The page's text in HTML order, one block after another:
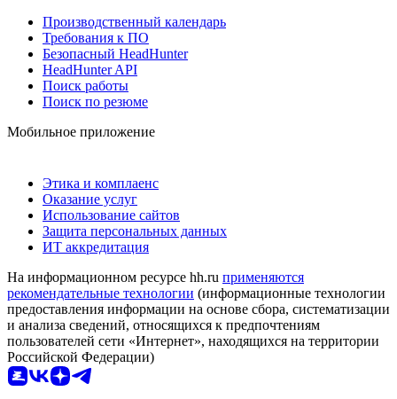
Производственный календарь
Требования к ПО
Безопасный HeadHunter
HeadHunter API
Поиск работы
Поиск по резюме
Мобильное приложение
Этика и комплаенс
Оказание услуг
Использование сайтов
Защита персональных данных
ИТ аккредитация
На информационном ресурсе hh.ru применяются
рекомендательные технологии (информационные технологии
предоставления информации на основе сбора, систематизации
и анализа сведений, относящихся к предпочтениям
пользователей сети «Интернет», находящихся на территории
Российской Федерации)